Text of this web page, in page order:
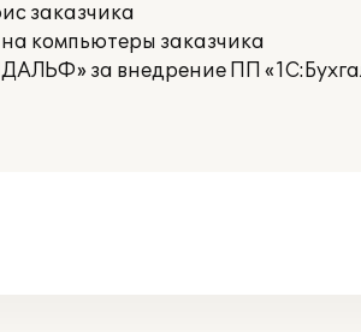
заказчика
компьютеры заказчика
за внедрение ПП